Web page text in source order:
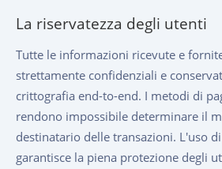
La riservatezza degli utenti
Tutte le informazioni ricevute e
strettamente confidenziali e
crittografia end-to-end. I metodi di
rendono impossibile determinare il
destinatario delle transazioni. L'uso
garantisce la piena protezione degli